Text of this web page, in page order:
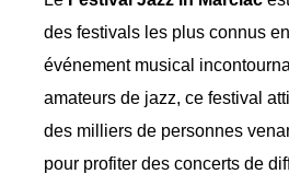
des festivals les plus connus
événement musical
amateurs de jazz, ce festival
des milliers de personnes
pour profiter des concerts de